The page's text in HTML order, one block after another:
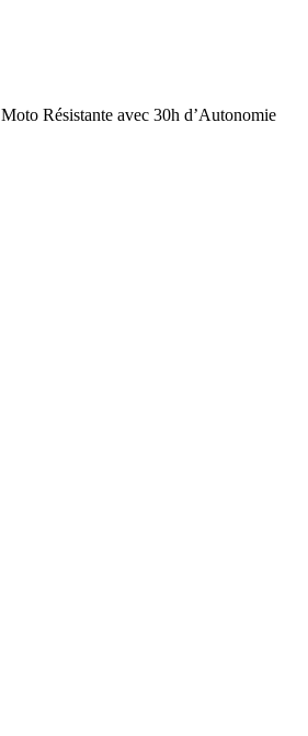
Résistante avec 30h d’Autonomie